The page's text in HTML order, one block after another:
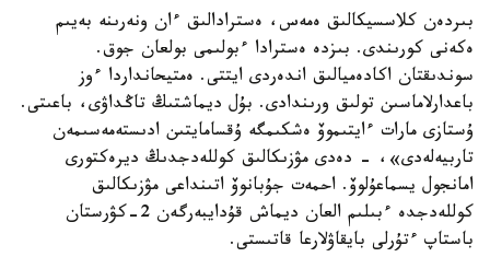
بىردەن كلاسسيكالىق ەمەس، ەسترادالىق ءان ونەرىنە بەيىم
ەكەنى كورىندى. بىزدە ەسترادا ءبولىمى بولعان جوق.
سوندىقتان اكادەميالىق اندەردى ايتتى. ەمتيحانداردا ءوز
باعدارلاماسىن تولىق ورىندادى. بۇل ديماشتىڭ تاڭداۋى، باعىتى.
ۇستازى مارات ءايتىموۆ ەشكىمگە ۇقسامايتىن ادىستەمەسىمەن
تاربيەلەدى»، - دەدى مۋزىكالىق كوللەدجدىڭ ديرەكتورى
امانجول يسماعۇلوۆ. احمەت جۇبانوۆ اتىنداعى مۋزىكالىق
كوللەدجدە ءبىلىم العان ديماش قۇدايبەرگەن 2-كۋرستان
باستاپ ءتۇرلى بايقاۋلارعا قاتىستى.